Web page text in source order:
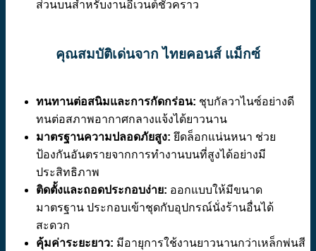
ส่วนบนสำหรับงานอีเวนต์ชั่วคราว
คุณสมบัติเด่นจาก ไทยคอนส์ แม็กซ์
ทนทานต่อสนิมและการกัดกร่อน: ชุบกัลวาไนซ์อย่างดี
ทนต่อสภาพอากาศกลางแจ้งได้ยาวนาน
มาตรฐานความปลอดภัยสูง: ยึดล็อกแน่นหนา ช่วย
ป้องกันอันตรายจากการทำงานบนที่สูงได้อย่างมี
ประสิทธิภาพ
ติดตั้งและถอดประกอบง่าย: ออกแบบให้มีขนาด
มาตรฐาน ประกอบเข้าชุดกับอุปกรณ์นั่งร้านอื่นได้
สะดวก
คุ้มค่าระยะยาว: มีอายุการใช้งานยาวนานกว่าเหล็กพ่นสี